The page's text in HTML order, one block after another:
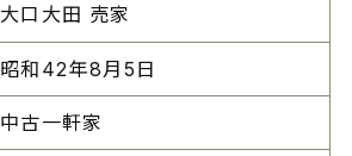
大口大田 売家
昭和42年8月5日
中古一軒家